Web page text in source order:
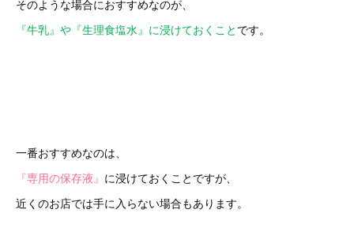
そのような場合におすすめなのが、
『牛乳』や『生理食塩水』に浸けておくこと です。
一番おすすめなのは、
『専用の保存液』 に浸けておくことですが、
近くのお店では手に入らない場合もあります。